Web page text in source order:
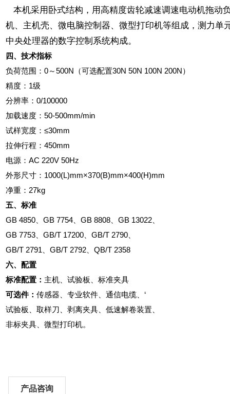
本机采用卧式结构，用高精度齿轮减速调速电动机拖动
机、主机壳、微电脑控制器、微型打印机等组成，测力单
中央处理器的数字控制系统构成。
四、技术指标
负荷范围：0～500N （可选配置30N 50N 100N 200N ）
精度： 1级
分辨率：0/100000
加载速度：50-500mm/min
试样宽度：≤30mm
拉伸行程：450mm
电源：AC 220V 50Hz
外形尺寸： 1000(L)mm×370(B)mm×400(H)mm
净重：27kg
五、标准
GB 4850、GB 7754、GB 8808、GB 13022、
GB 7753、GB/T 17200、GB/T 2790、
GB/T 2791、GB/T 2792、QB/T 2358
六、配置
标准配置： 主机、试验板、标准夹具
可选件：传感器、专业软件、通信电缆、‘
试验板、取样刀、剥离夹具、低速解卷装置、
非标夹具、微型打印机。
产品咨询